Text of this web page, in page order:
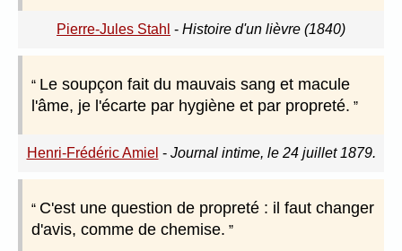
Pierre-Jules Stahl - Histoire d'un lièvre (1840)
Le soupçon fait du mauvais sang et macule
l'âme, je l'écarte par hygiène et par propreté.
Henri-Frédéric Amiel - Journal intime, le 24 juillet 1879.
C'est une question de propreté : il faut changer
d'avis, comme de chemise.